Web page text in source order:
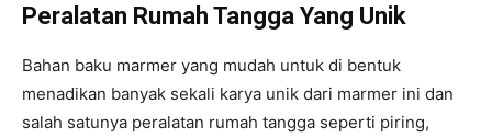
Peralatan Rumah Tangga Yang Unik
Bahan baku marmer yang mudah untuk di bentuk
menadikan banyak sekali karya unik dari marmer ini dan
salah satunya peralatan rumah tangga seperti piring,